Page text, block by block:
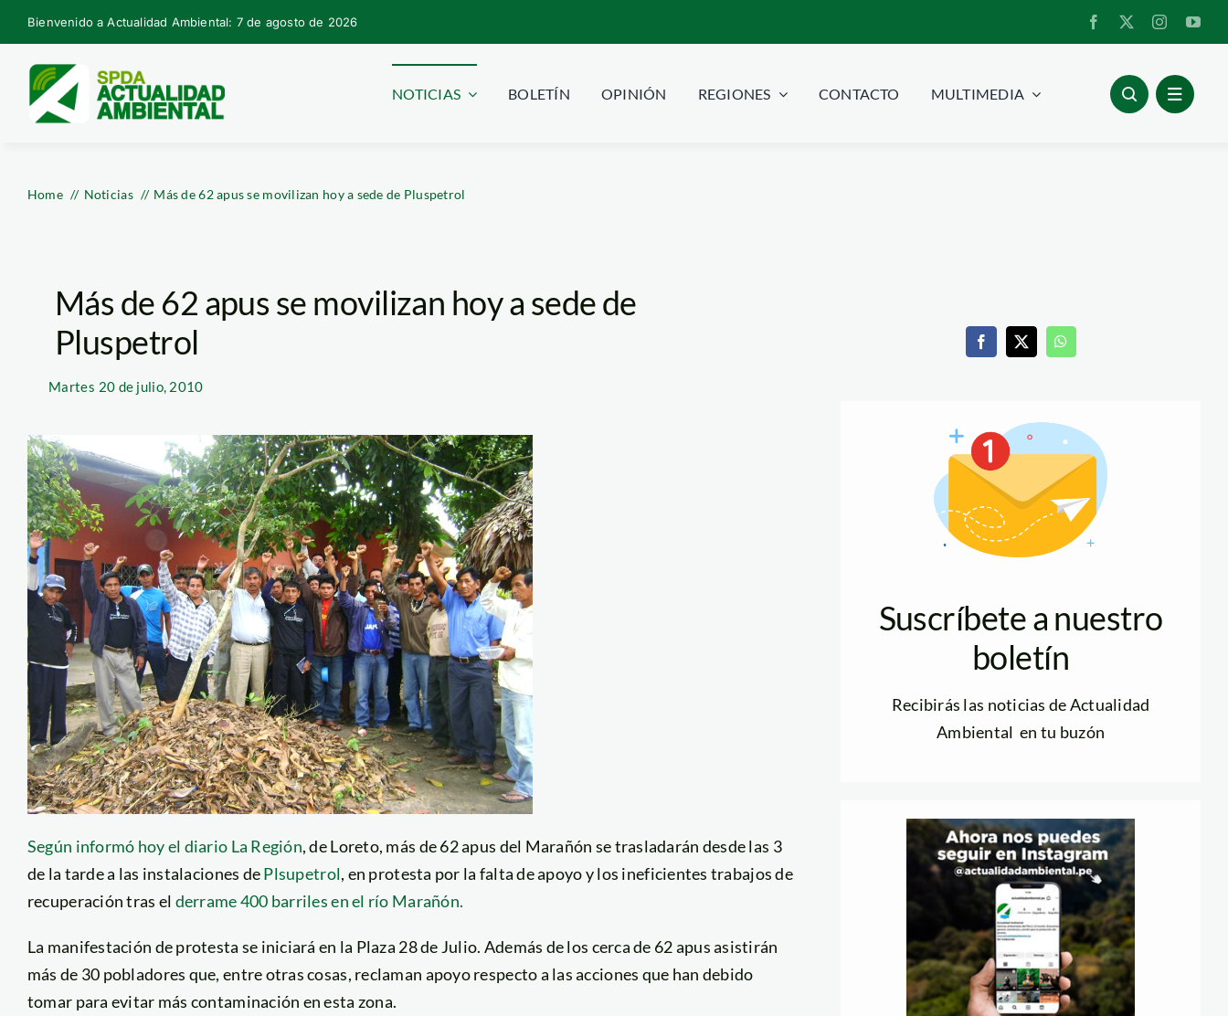
Skip
to
content
Bienvenido a Actualidad Ambiental: 7 de agosto de 2026
NOTICIAS BOLETÍN OPINIÓN REGIONES CONTACTO MULTIMEDIA
Home Noticias Más de 62 apus se movilizan hoy a sede de Pluspetrol
Más de 62 apus se movilizan hoy a sede de
Pluspetrol
Martes 20 de julio, 2010
Según informó hoy el diario La Región, de Loreto, más de 62 apus del Marañón se trasladarán desde las 3
de la tarde a las instalaciones dePlsupetrol, en protesta por la falta de apoyo y los ineficientes trabajos de
recuperación tras el derrame 400 barriles en el río Marañón.
La manifestación de protesta se iniciará en la Plaza 28 de Julio. Además de los cerca de 62 apus asistirán
más de 30 pobladores que, entre otras cosas, reclaman apoyo respecto a las acciones que han debido
tomar para evitar más contaminación en esta zona.
Suscríbete a nuestro
boletín
Recibirás las noticias de Actualidad
Ambiental en tu buzón